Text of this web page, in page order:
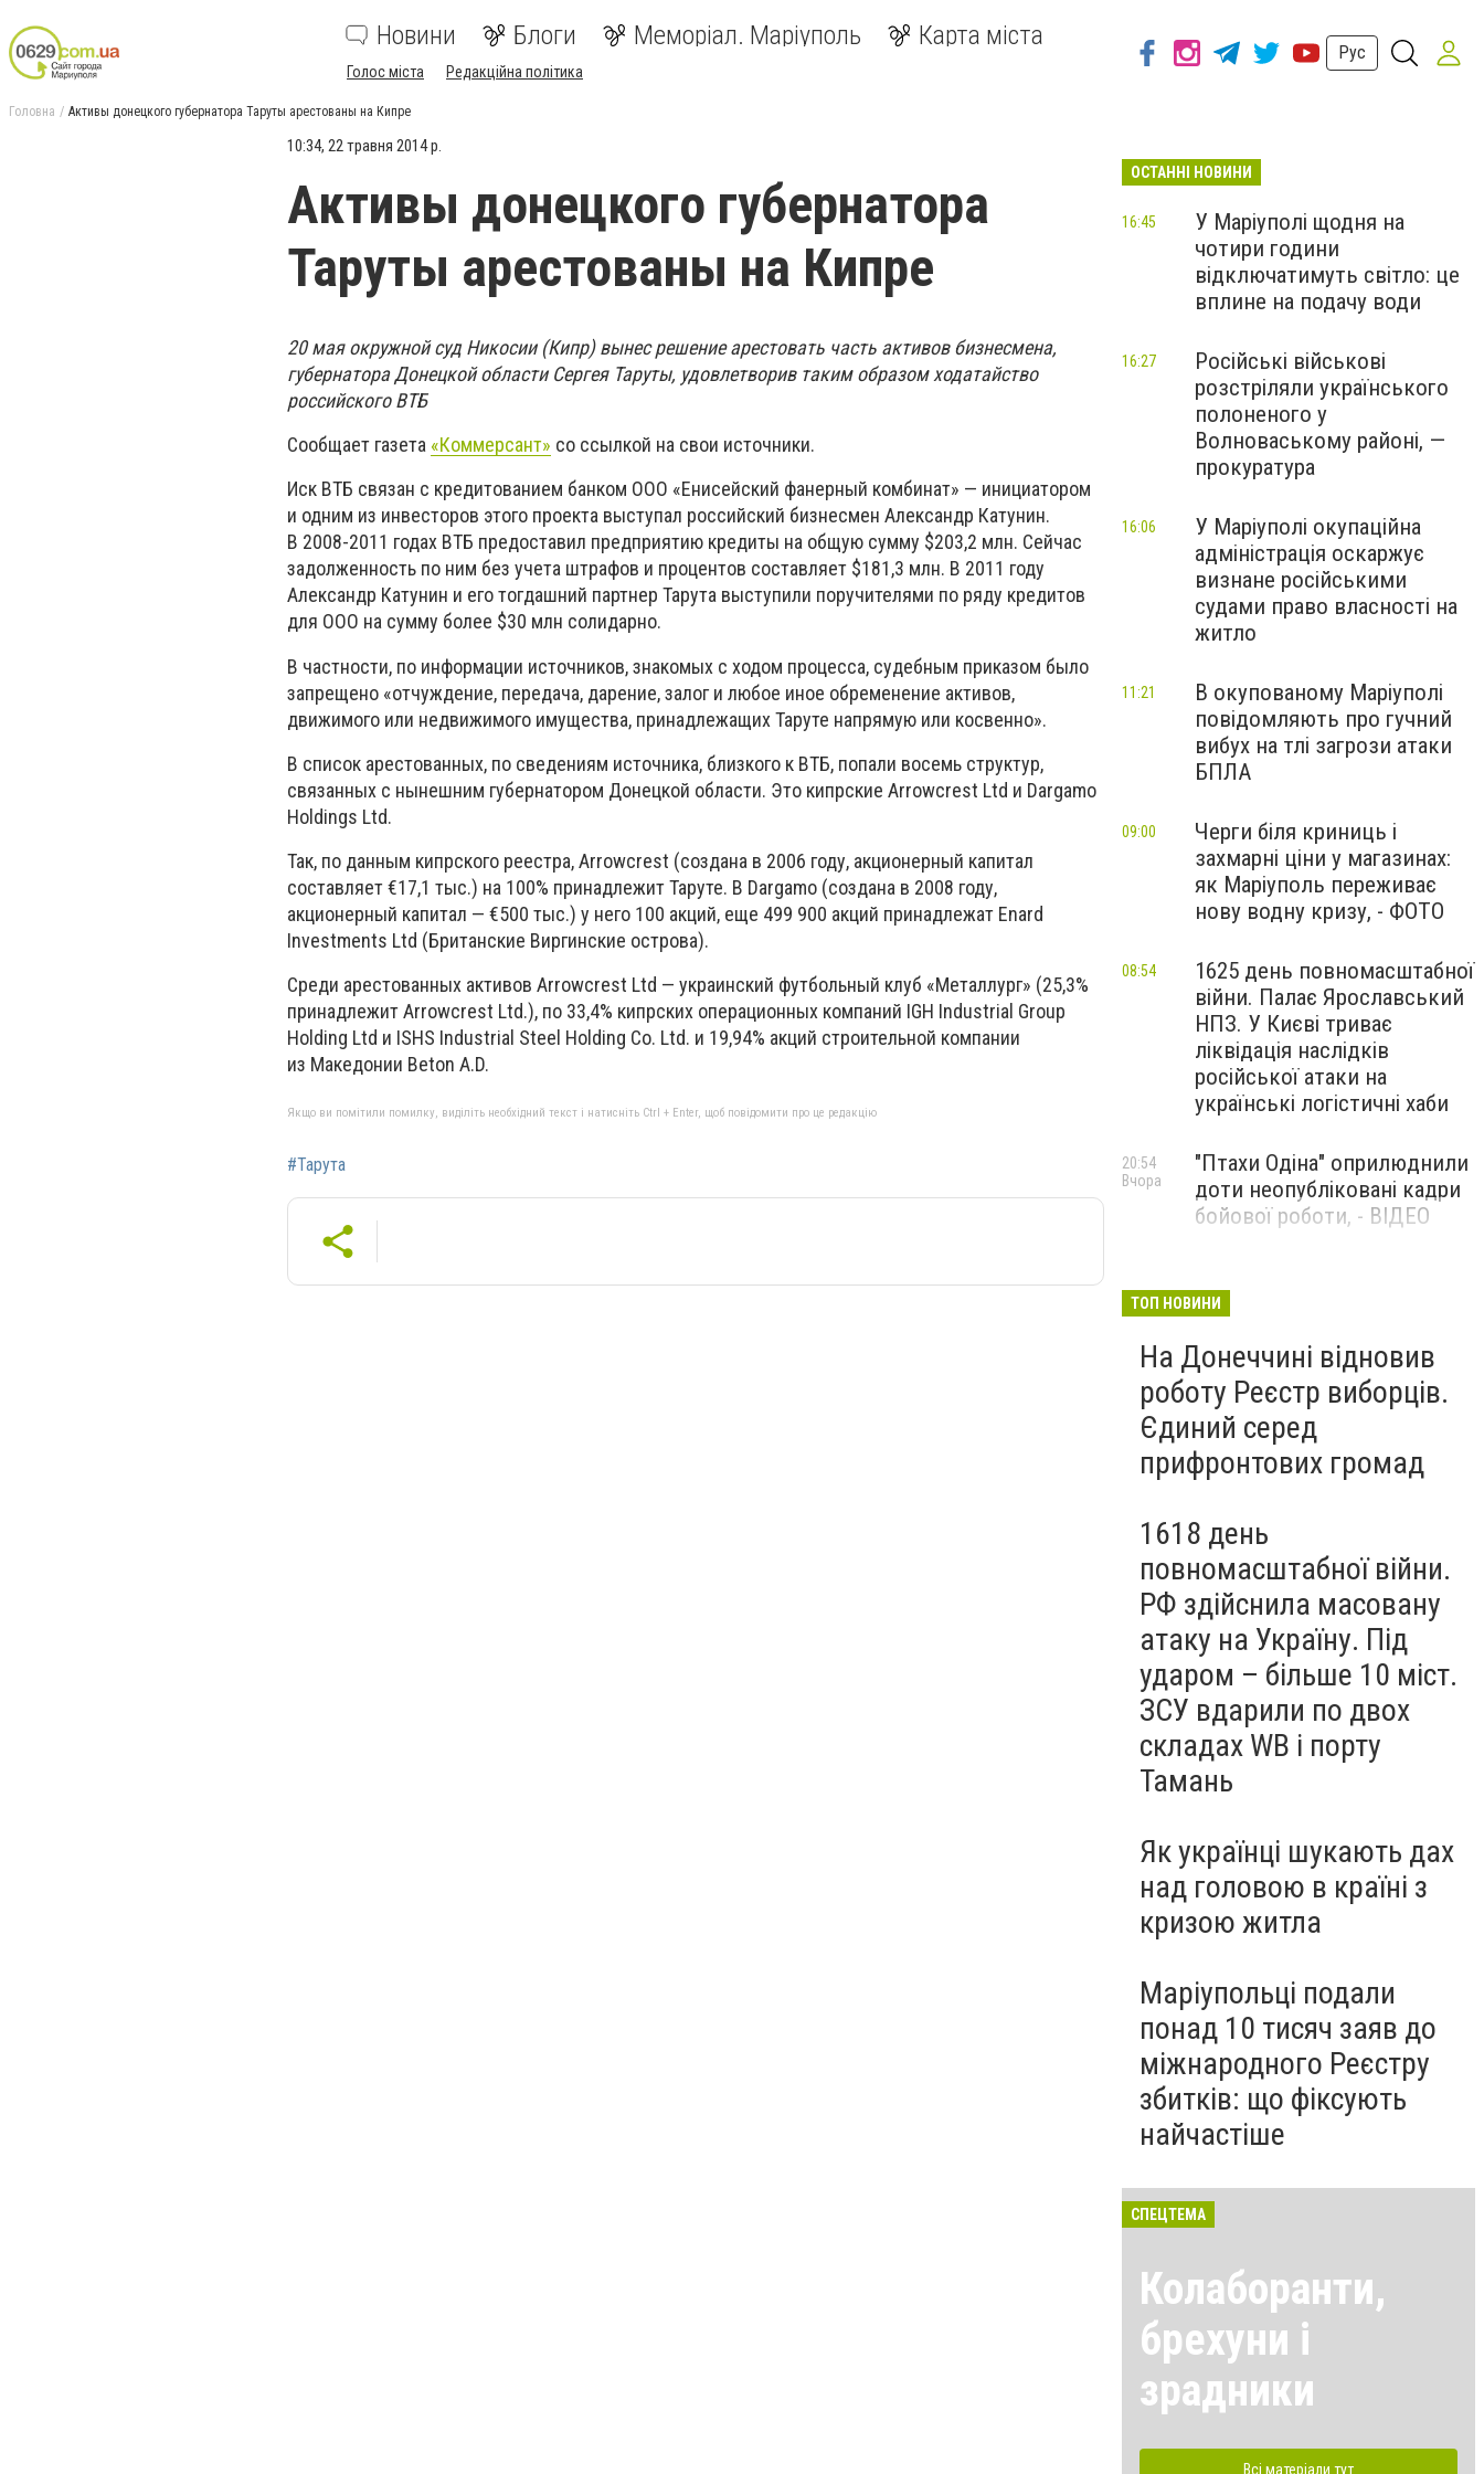
Новини Блоги Меморіал. Маріуполь Карта міста
Голос міста Редакційна політика
Рус
Головна Активы донецкого губернатора Таруты арестованы на Кипре
10:34, 22 травня 2014 р.
Активы донецкого губернатора
Таруты арестованы на Кипре
20 мая окружной суд Никосии (Кипр) вынес решение арестовать часть активов бизнесмена,
губернатора Донецкой области Сергея Таруты, удовлетворив таким образом ходатайство
российского ВТБ
Сообщает газета «Коммерсант» со ссылкой на свои источники.
Иск ВТБ связан с кредитованием банком ООО «Енисейский фанерный комбинат» — инициатором
и одним из инвесторов этого проекта выступал российский бизнесмен Александр Катунин.
В 2008-2011 годах ВТБ предоставил предприятию кредиты на общую сумму $203,2 млн. Сейчас
задолженность по ним без учета штрафов и процентов составляет $181,3 млн. В 2011 году
Александр Катунин и его тогдашний партнер Тарута выступили поручителями по ряду кредитов
для ООО на сумму более $30 млн солидарно.
В частности, по информации источников, знакомых с ходом процесса, судебным приказом было
запрещено «отчуждение, передача, дарение, залог и любое иное обременение активов,
движимого или недвижимого имущества, принадлежащих Таруте напрямую или косвенно».
В список арестованных, по сведениям источника, близкого к ВТБ, попали восемь структур,
связанных с нынешним губернатором Донецкой области. Это кипрские Arrowcrest Ltd и Dargamo
Holdings Ltd.
Так, по данным кипрского реестра, Arrowcrest (создана в 2006 году, акционерный капитал
составляет €17,1 тыс.) на 100% принадлежит Таруте. В Dargamo (создана в 2008 году,
акционерный капитал — €500 тыс.) у него 100 акций, еще 499 900 акций принадлежат Enard
Investments Ltd (Британские Виргинские острова).
Среди арестованных активов Arrowcrest Ltd — украинский футбольный клуб «Металлург» (25,3%
принадлежит Arrowcrest Ltd.), по 33,4% кипрских операционных компаний IGH Industrial Group
Holding Ltd и ISHS Industrial Steel Holding Co. Ltd. и 19,94% акций строительной компании
из Македонии Beton A.D.
Якщо ви помітили помилку, виділіть необхідний текст і натисніть Ctrl + Enter, щоб повідомити про це редакцію
#Тарута
ОСТАННІ НОВИНИ
У Маріуполі щодня на
чотири години
відключатимуть світло: це
вплине на подачу води
16:45
Російські військові
розстріляли українського
полоненого у
Волноваському районі, —
прокуратура
16:27
У Маріуполі окупаційна
адміністрація оскаржує
визнане російськими
судами право власності на
житло
16:06
В окупованому Маріуполі
повідомляють про гучний
вибух на тлі загрози атаки
БПЛА
11:21
Черги біля криниць і
захмарні ціни у магазинах:
як Маріуполь переживає
нову водну кризу, - ФОТО
09:00
1625 день повномасштабної
війни. Палає Ярославський
НПЗ. У Києві триває
ліквідація наслідків
російської атаки на
українські логістичні хаби
08:54
"Птахи Одіна" оприлюднили
доти неопубліковані кадри
бойової роботи, - ВІДЕО
20:54
Вчора
Бєдняков зіграє тата
новому українському
фільмі, - ФОТО
Вчора
ТОП НОВИНИ
На Донеччині відновив
роботу Реєстр виборців.
Єдиний серед
прифронтових громад
1618 день
повномасштабної війни.
РФ здійснила масовану
атаку на Україну. Під
ударом – більше 10 міст.
ЗСУ вдарили по двох
складах WB і порту
Тамань
Як українці шукають дах
над головою в країні з
кризою житла
Маріупольці подали
понад 10 тисяч заяв до
міжнародного Реєстру
збитків: що фіксують
найчастіше
СПЕЦТЕМА
Колаборанти,
брехуни і
зрадники
Всі матеріали тут